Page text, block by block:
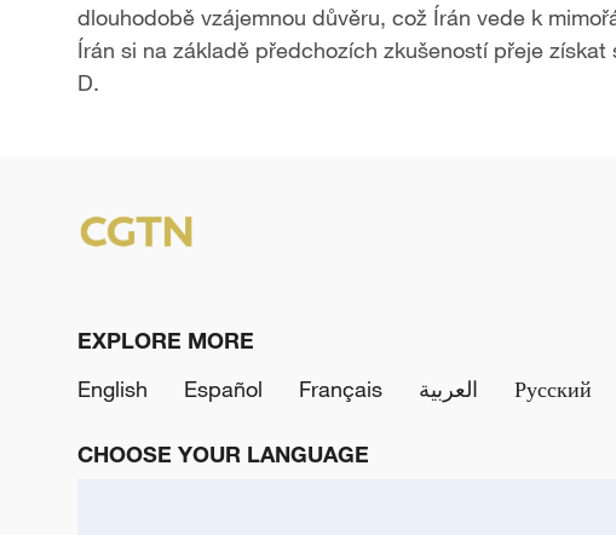
dlouhodobě vzájemnou důvěru, což Írán vede k
Írán si na základě předchozích zkušeností přeje získat
D.
EXPLORE MORE
English
Español Français العربية Русский
CHOOSE YOUR LANGUAGE